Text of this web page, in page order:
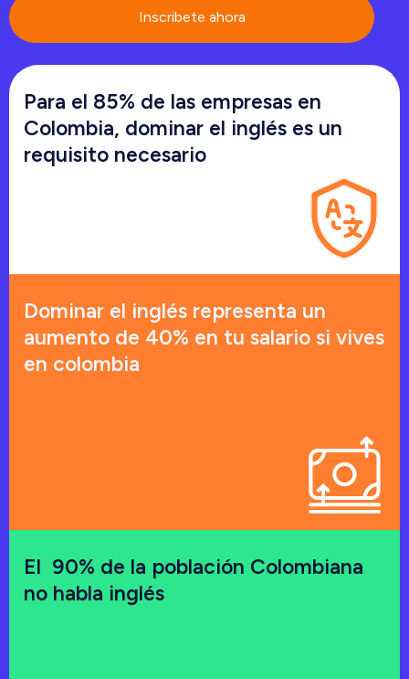
Inscribete ahora
Para el 85% de las empresas en
Colombia, dominar el inglés es un
requisito necesario
Dominar el inglés representa un
aumento de 40% en tu salario si vives
en colombia
El 90% de la población Colombiana
no habla inglés